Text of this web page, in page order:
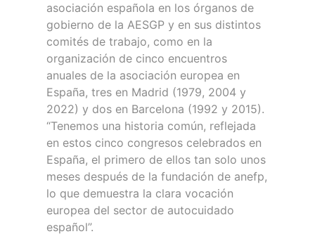
asociación española en los órganos de
gobierno de la AESGP y en sus distintos
comités de trabajo, como en la
organización de cinco encuentros
anuales de la asociación europea en
España, tres en Madrid (1979, 2004 y
2022) y dos en Barcelona (1992 y 2015).
“Tenemos una historia común, reflejada
en estos cinco congresos celebrados en
España, el primero de ellos tan solo unos
meses después de la fundación de anefp,
lo que demuestra la clara vocación
europea del sector de autocuidado
español”.